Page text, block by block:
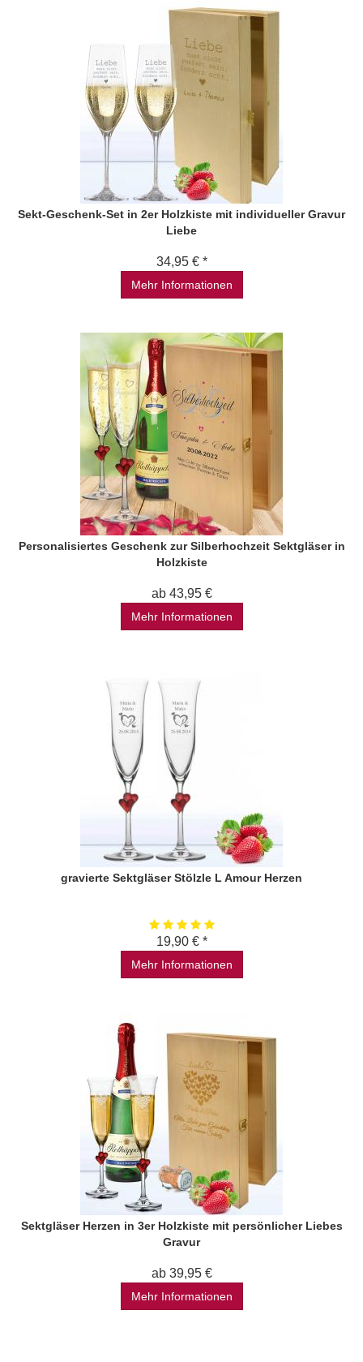
Sekt-Geschenk-Set in 2er Holzkiste mit individueller Gravur
Liebe
34,95 € *
Mehr Informationen
Personalisiertes Geschenk zur Silberhochzeit Sektgläser in
Holzkiste
ab 43,95 €
Mehr Informationen
gravierte Sektgläser Stölzle L Amour Herzen
19,90 € *
Mehr Informationen
Sektgläser Herzen in 3er Holzkiste mit persönlicher Liebes
Gravur
ab 39,95 €
Mehr Informationen